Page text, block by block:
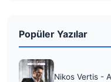
Popüler Yazılar
Nikos Vertis -